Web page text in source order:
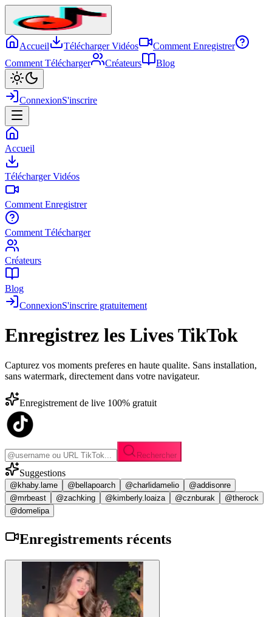
Accueil Télécharger Vidéos
Comment Enregistrer
Comment Télécharger
Créateurs Blog
ConnexionS'inscrire
Accueil
Télécharger Vidéos
Comment Enregistrer
Comment Télécharger
Créateurs
Blog
ConnexionS'inscrire gratuitement
Enregistrez les Lives TikTok
Capturez vos moments preferes en haute qualite. Sans installation,
sans watermark, directement dans votre navigateur.
Enregistrement de live 100% gratuit
Rechercher
Suggestions
@khaby.lame @bellapoarch @charlidamelio
@addisonre
@mrbeast
@zachking @kimberly.loaiza @cznburak
@therock
@domelipa
Enregistrements récents